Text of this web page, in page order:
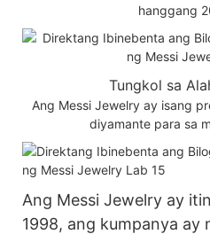
hanggang
Tungkol sa
Ang Messi Jewelry ay isang
diyamante para sa
Ang Messi Jewelry ay
1998, ang kumpanya ay